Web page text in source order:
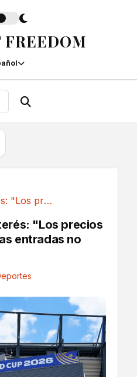
FREEDOM
Un Mundial sin interés: "Los precios...
"Los precios
entradas no